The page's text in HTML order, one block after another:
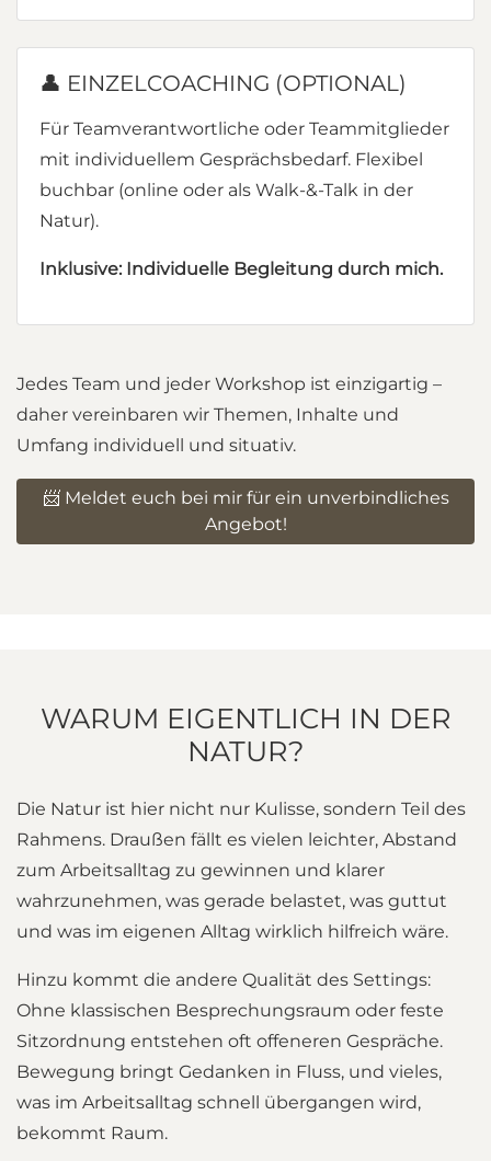
👤 EINZELCOACHING (OPTIONAL)
Für Teamverantwortliche oder Teammitglieder
mit individuellem Gesprächsbedarf. Flexibel
buchbar (online oder als Walk-&-Talk in der
Natur).
Inklusive: Individuelle Begleitung durch mich.
Jedes Team und jeder Workshop ist einzigartig –
daher vereinbaren wir Themen, Inhalte und
Umfang individuell und situativ.
📨 Meldet euch bei mir für ein unverbindliches
Angebot!
WARUM EIGENTLICH IN DER
NATUR?
Die Natur ist hier nicht nur Kulisse, sondern Teil des
Rahmens. Draußen fällt es vielen leichter, Abstand
zum Arbeitsalltag zu gewinnen und klarer
wahrzunehmen, was gerade belastet, was guttut
und was im eigenen Alltag wirklich hilfreich wäre.
Hinzu kommt die andere Qualität des Settings:
Ohne klassischen Besprechungsraum oder feste
Sitzordnung entstehen oft offeneren Gespräche.
Bewegung bringt Gedanken in Fluss, und vieles,
was im Arbeitsalltag schnell übergangen wird,
bekommt Raum.